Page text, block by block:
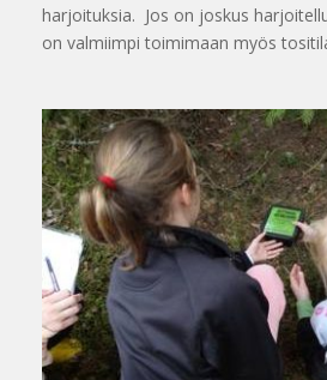
harjoituksia. Jos on joskus
on valmiimpi toimimaan myös